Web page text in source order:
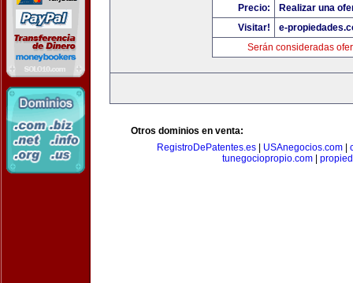
Precio:
Realizar una
Visitar!
e-
Serán consideradas
Otros dominios en venta:
RegistroDePatentes.es
USAnegocios.com
tunegociopropio.com|